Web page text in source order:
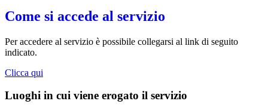
Come si accede al servizio
Per accedere al servizio è possibile collegarsi al link di seguito
indicato.
Clicca qui
Luoghi in cui viene erogato il servizio